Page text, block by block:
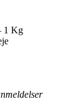
1 Kg